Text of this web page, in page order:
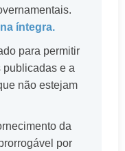
íntegra.
para permitir
publicadas e a
não estejam
da
por